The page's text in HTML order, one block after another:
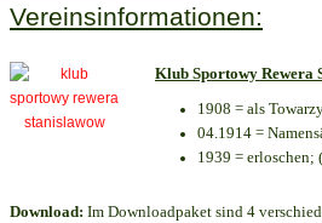
Vereinsinformationen:
Klub Sportowy Rewera
1908 = als
04.1914 =
1939 =
Download: Im Downloadpaket sind 4